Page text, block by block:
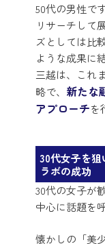
50代の男性で
リサーチして
ズとしては比
ような成果に
三越は、これ
略で、 新たな
アプローチを
30代女子を
ラボの成功
30代の女子が
中心に話題を
懐かしの「美